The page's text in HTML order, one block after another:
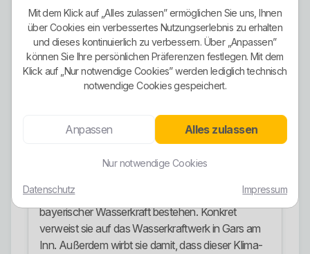
Direktheizung und Wärmepumpen. Dazu kommt,
dass die EGW ihre Sondertarife nicht nur im
eigenen Netzgebiet anbietet, sondern auch in
fremden Netzen wie Bayernwerk, Regensburg
Netz und Stadtwerke Olching. Das ist keine riesige
Tarifshow, aber deutlich mehr als bloße
Ökostrom-Ausrichtung
Die Ökostrom-Ausrichtung ist einer der stärkeren
ihre Ökostromtarife zu 100 Prozent aus
bayerischer Wasserkraft bestehen. Konkret
verweist sie auf das Wasserkraftwerk in Gars am
Inn. Außerdem wirbt sie damit, dass dieser Klima-
Mit dem Klick auf „Alles zulassen” ermöglichen Sie uns, Ihnen
über Cookies ein verbessertes Nutzungserlebnis zu erhalten
und dieses kontinuierlich zu verbessern. Über „Anpassen”
können Sie Ihre persönlichen Präferenzen festlegen. Mit dem
Klick auf „Nur notwendige Cookies” werden lediglich technisch
notwendige Cookies gespeichert.
Anpassen Alles zulassen
Nur notwendige Cookies
Datenschutz Impressum